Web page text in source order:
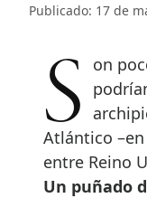
Publicado: 17 de
Son pocos, seguramente, los que
Atlántico
entre Reino
Un puñado